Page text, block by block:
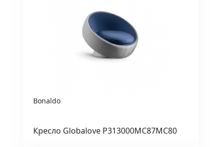
Bonaldo
Кресло Globalove P313000MC87MC80